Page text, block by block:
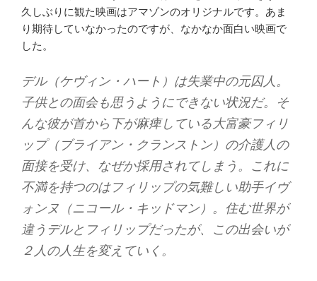
久しぶりに観た映画はアマゾンのオリジナルです。あま
り期待していなかったのですが、なかなか面白い映画で
した。
デル（ケヴィン・ハート）は失業中の元囚人。
子供との面会も思うようにできない状況だ。そ
んな彼が首から下が麻痺している大富豪フィリ
ップ（ブライアン・クランストン）の介護人の
面接を受け、なぜか採用されてしまう。これに
不満を持つのはフィリップの気難しい助手イヴ
ォンヌ（ニコール・キッドマン）。住む世界が
違うデルとフィリップだったが、この出会いが
２人の人生を変えていく。